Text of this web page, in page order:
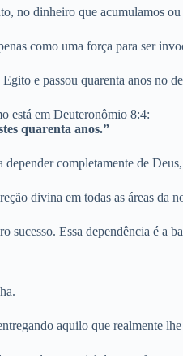
no dinheiro que acumulamos
como uma força para ser
e passou quarenta anos no
está em Deuteronômio 8:4:
quarenta anos.”
completamente de
divina em todas as áreas da
Essa dependência é a
aquilo que realmente